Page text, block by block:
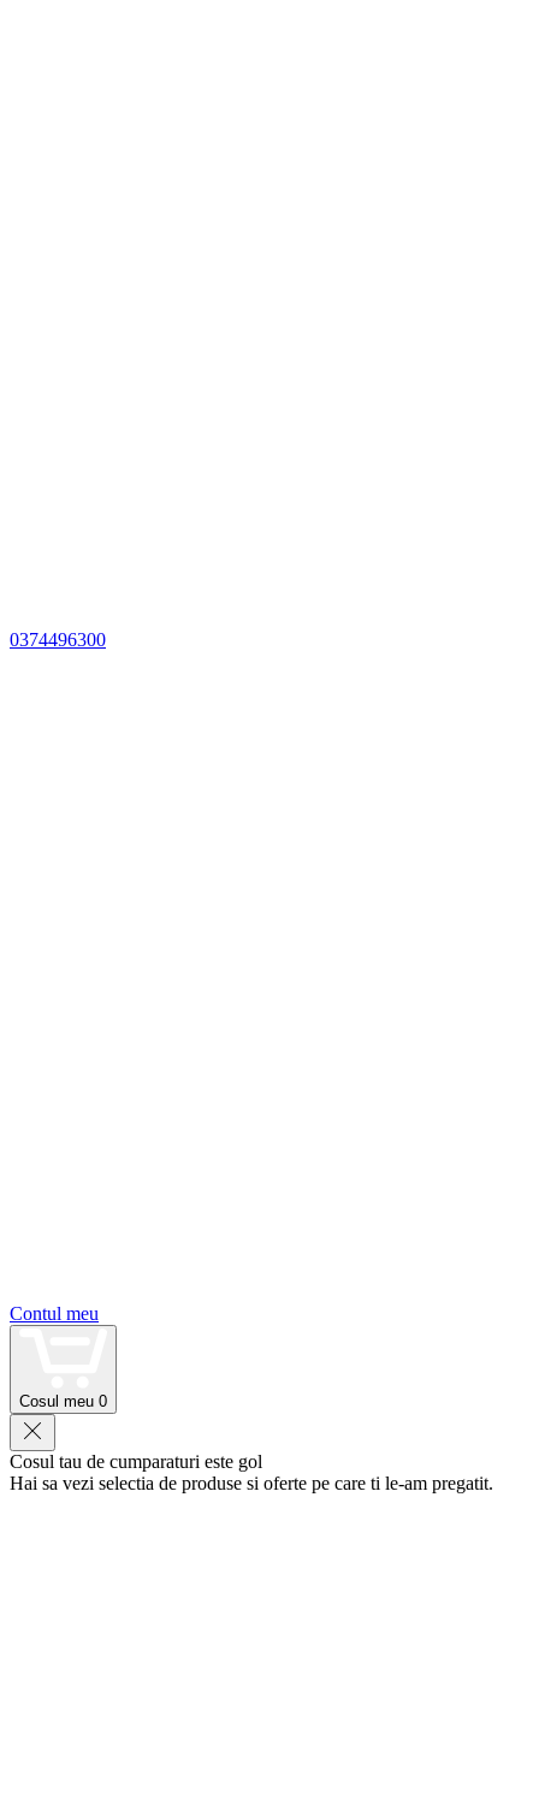
0374496300
Contul meu
Cosul meu 0
Cosul tau de cumparaturi este gol
Hai sa vezi selectia de produse si oferte pe care ti le-am pregatit.